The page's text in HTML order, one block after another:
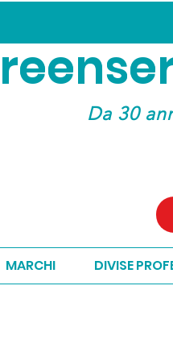
Da 30
MARCHI DIVISE